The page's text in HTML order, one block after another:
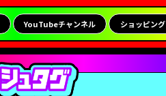
YouTubeチャンネル ショッピング